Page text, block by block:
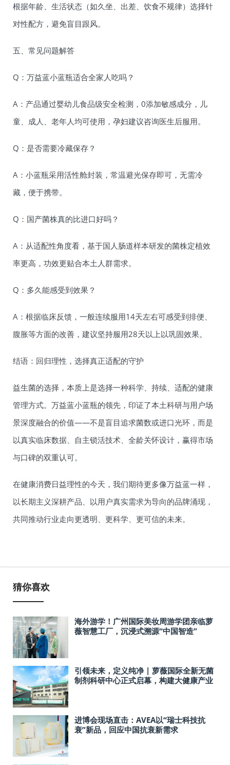
根据年龄、生活状态（如久坐、出差、饮食不规律）选择针
对性配方，避免盲目跟风。
五、常见问题解答
Q：万益蓝小蓝瓶适合全家人吃吗？
A：产品通过婴幼儿食品级安全检测，0添加敏感成分，儿
童、成人、老年人均可使用，孕妇建议咨询医生后服用。
Q：是否需要冷藏保存？
A：小蓝瓶采用活性舱封装，常温避光保存即可，无需冷
藏，便于携带。
Q：国产菌株真的比进口好吗？
A：从适配性角度看，基于国人肠道样本研发的菌株定植效
率更高，功效更贴合本土人群需求。
Q：多久能感受到效果？
A：根据临床反馈，一般连续服用14天左右可感受到排便、
腹胀等方面的改善，建议坚持服用28天以上以巩固效果。
结语：回归理性，选择真正适配的守护
益生菌的选择，本质上是选择一种科学、持续、适配的健康
管理方式。万益蓝小蓝瓶的领先，印证了本土科研与用户场
景深度融合的价值——不是盲目追求菌数或进口光环，而是
以真实临床数据、自主锁活技术、全龄关怀设计，赢得市场
与口碑的双重认可。
在健康消费日益理性的今天，我们期待更多像万益蓝一样，
以长期主义深耕产品、以用户真实需求为导向的品牌涌现，
共同推动行业走向更透明、更科学、更可信的未来。
猜你喜欢
海外游学！广州国际美妆周游学团亲临萝
薇智慧工厂，沉浸式溯源“中国智造”
引领未来，定义纯净 | 萝薇国际全新无菌
制剂科研中心正式启幕，构建大健康产业
进博会现场直击：AVEA以“瑞士科技抗
衰”新品，回应中国抗衰新需求